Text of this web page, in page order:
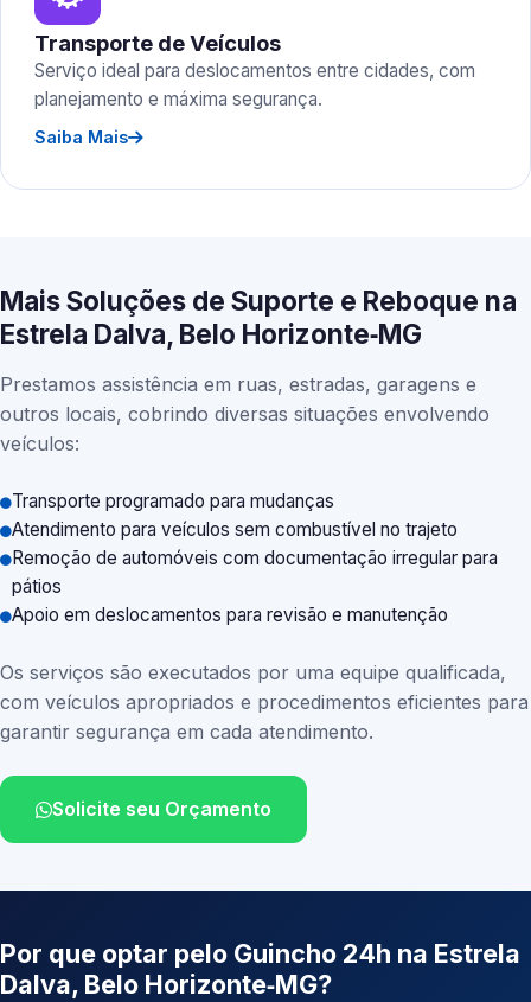
Transporte de Veículos
Serviço ideal para deslocamentos entre cidades, com
planejamento e máxima segurança.
Saiba Mais
Mais Soluções de Suporte e Reboque na
Estrela Dalva, Belo Horizonte‑MG
Prestamos assistência em ruas, estradas, garagens e
outros locais, cobrindo diversas situações envolvendo
veículos:
Transporte programado para mudanças
Atendimento para veículos sem combustível no trajeto
Remoção de automóveis com documentação irregular para
pátios
Apoio em deslocamentos para revisão e manutenção
Os serviços são executados por uma equipe qualificada,
com veículos apropriados e procedimentos eficientes para
garantir segurança em cada atendimento.
Solicite seu Orçamento
Por que optar pelo Guincho 24h na Estrela
Dalva, Belo Horizonte‑MG?